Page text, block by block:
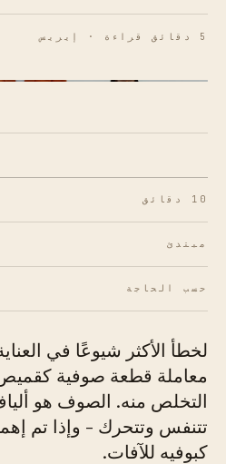
5 دقائق قراءة · إيريس
10 دقائق
مبتدئ
حسب الحاجة
لخطأ الأكثر شيوعًا في
معاملة قطعة صوفية
التخلص منه. الصوف هو
تتنفس وتتحرك - وإذا تم
كبوفيه للآفات.